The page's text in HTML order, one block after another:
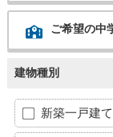
ご希望の中
建物種別
新築一戸建て